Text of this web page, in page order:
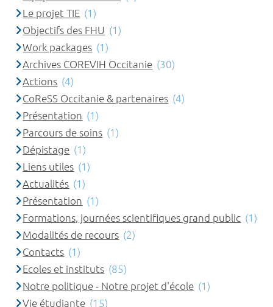
Le projet TIE (1)
Objectifs des FHU (1)
Work packages (1)
Archives COREVIH Occitanie (30)
Actions (4)
CoReSS Occitanie & partenaires (4)
Présentation (1)
Parcours de soins (1)
Dépistage (1)
Liens utiles (1)
Actualités (1)
Présentation (1)
Formations, journées scientifiques grand public (1)
Modalités de recours (2)
Contacts (1)
Ecoles et instituts (85)
Notre politique - Notre projet d'école (1)
Vie étudiante (15)